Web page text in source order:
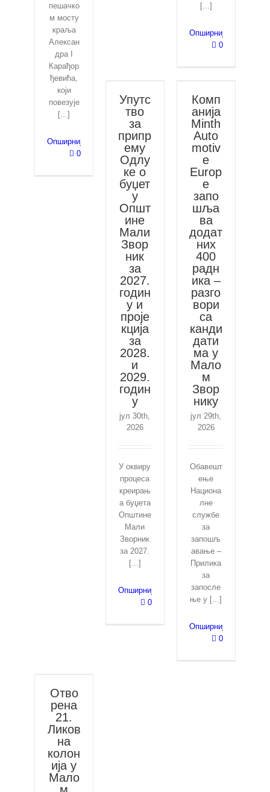
пешачко
м мосту
краља
Алексан
дра I
Карађор
ђевића,
који
повезује
[...]
Опширније
0
[...]
Опширније
0
Упутс
тво
за
припр
ему
Одлу
ке о
буџет
у
Општ
ине
Мали
Звор
ник
за
2027.
годин
у и
проје
кција
за
2028.
и
2029.
годин
у
јул 30th,
2026
У оквиру
процеса
креирањ
а буџета
Општине
Мали
Зворник
за 2027.
[...]
Опширније
0
Комп
анија
Minth
Auto
motiv
e
Europ
e
запо
шља
ва
додат
них
400
радн
ика –
разго
вори
са
канди
дати
ма у
Мало
м
Звор
нику
јул 29th,
2026
Обавешт
ење
Национа
лне
службе
за
запошљ
авање –
Прилика
за
запосле
ње у [...]
Опширније
0
Отво
рена
21.
Ликов
на
колон
ија у
Мало